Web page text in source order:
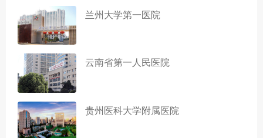
兰州大学第一医院
云南省第一人民医院
贵州医科大学附属医院